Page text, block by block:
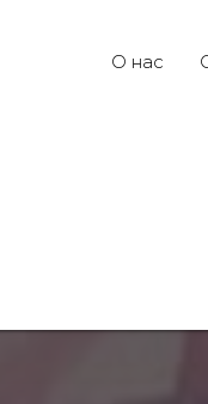
О нас